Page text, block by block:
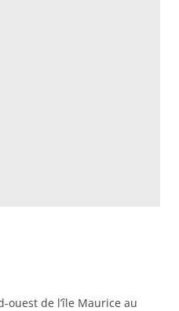
ouest de l’île Maurice au